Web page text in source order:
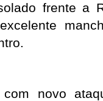
frente a
novo